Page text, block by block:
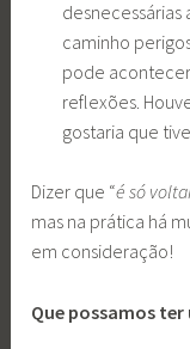
caminho
pode
reflexões.
gostaria que
Dizer que “é só
mas na prática há
em consideração!
Que possamos